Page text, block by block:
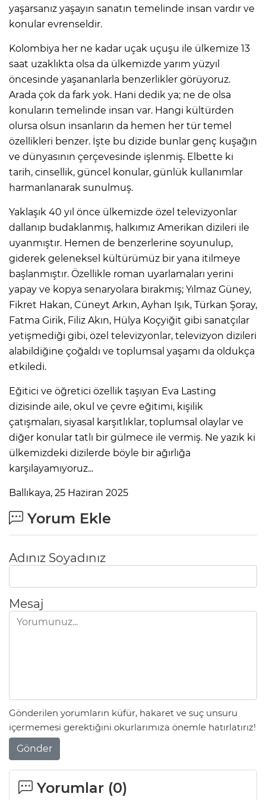
yaşarsanız yaşayın sanatın temelinde insan vardır ve
konular evrenseldir.
Kolombiya her ne kadar uçak uçuşu ile ülkemize 13
saat uzaklıkta olsa da ülkemizde yarım yüzyıl
öncesinde yaşananlarla benzerlikler görüyoruz.
Arada çok da fark yok. Hani dedik ya; ne de olsa
konuların temelinde insan var. Hangi kültürden
olursa olsun insanların da hemen her tür temel
özellikleri benzer. İşte bu dizide bunlar genç kuşağın
ve dünyasının çerçevesinde işlenmiş. Elbette ki
tarih, cinsellik, güncel konular, günlük kullanımlar
harmanlanarak sunulmuş.
Yaklaşık 40 yıl önce ülkemizde özel televizyonlar
dallanıp budaklanmış, halkımız Amerikan dizileri ile
uyanmıştır. Hemen de benzerlerine soyunulup,
giderek geleneksel kültürümüz bir yana itilmeye
başlanmıştır. Özellikle roman uyarlamaları yerini
yapay ve kopya senaryolara bırakmış; Yılmaz Güney,
Fikret Hakan, Cüneyt Arkın, Ayhan Işık, Türkan Şoray,
Fatma Girik, Filiz Akın, Hülya Koçyiğit gibi sanatçılar
yetişmediği gibi, özel televizyonlar, televizyon dizileri
alabildiğine çoğaldı ve toplumsal yaşamı da oldukça
etkiledi.
Eğitici ve öğretici özellik taşıyan Eva Lasting
dizisinde aile, okul ve çevre eğitimi, kişilik
çatışmaları, siyasal karşıtlıklar, toplumsal olaylar ve
diğer konular tatlı bir gülmece ile vermiş. Ne yazık ki
ülkemizdeki dizilerde böyle bir ağırlığa
karşılayamıyoruz...
Ballıkaya, 25 Haziran 2025
Yorum Ekle
Adınız Soyadınız
Mesaj
Gönderilen yorumların küfür, hakaret ve suç unsuru
içermemesi gerektiğini okurlarımıza önemle hatırlatırız!
Gönder
Yorumlar (0)